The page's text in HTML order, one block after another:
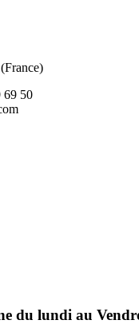
69 50
du lundi au